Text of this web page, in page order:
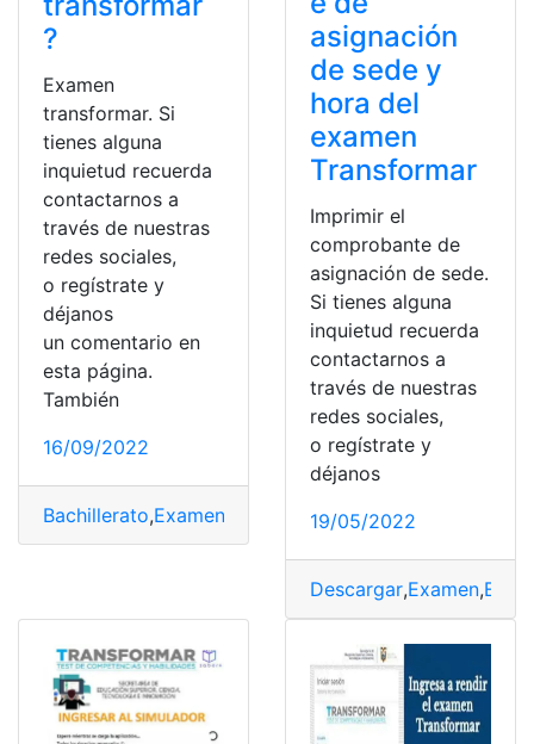
?
Examen
transformar. Si
tienes alguna
inquietud recuerda
contactarnos a
través de nuestras
redes sociales,
o regístrate y
déjanos
un comentario en
esta página.
También
16/09/2022
Bachillerato,Examen examen senecyt,Examen
asignación
de sede y
hora del
examen
Transformar
Imprimir el
comprobante de
asignación de sede.
Si tienes alguna
inquietud recuerda
contactarnos a
través de nuestras
redes sociales,
o regístrate y
déjanos
19/05/2022
Descargar,Examen,